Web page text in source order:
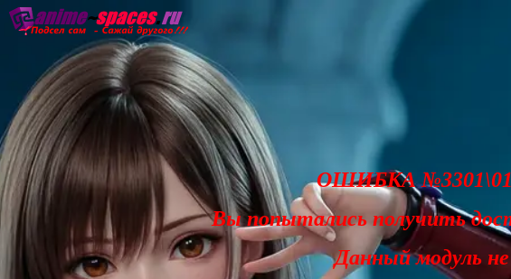
Онгоинги
ОШИБКА №3301\01
Вы попытались получить
Данный модуль